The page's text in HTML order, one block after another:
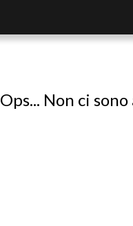
Ops... Non ci